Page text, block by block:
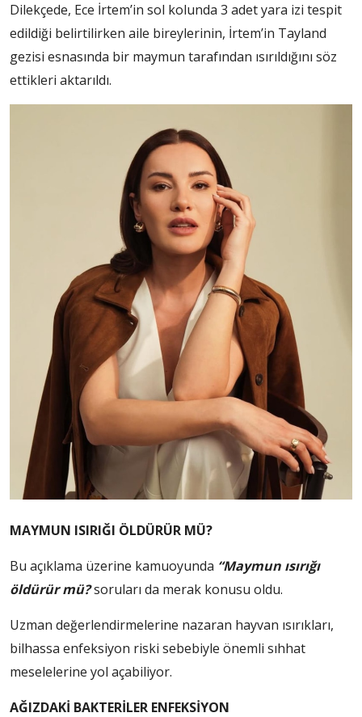
Dilekçede, Ece İrtem’in sol kolunda 3 adet yara izi tespit
edildiği belirtilirken aile bireylerinin, İrtem’in Tayland
gezisi esnasında bir maymun tarafından ısırıldığını söz
ettikleri aktarıldı.
MAYMUN ISIRIĞI ÖLDÜRÜR MÜ?
Bu açıklama üzerine kamuoyunda “Maymun ısırığı
öldürür mü?soruları da merak konusu oldu.
Uzman değerlendirmelerine nazaran hayvan ısırıkları,
bilhassa enfeksiyon riski sebebiyle önemli sıhhat
meselelerine yol açabiliyor.
AĞIZDAKİ BAKTERİLER ENFEKSİYON